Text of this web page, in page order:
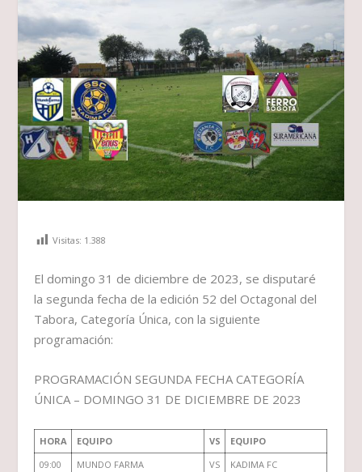
Visitas: 1.388
El domingo 31 de diciembre de 2023, se disputaré
la segunda fecha de la edición 52 del Octagonal del
Tabora, Categoría Única, con la siguiente
programación:
PROGRAMACIÓN SEGUNDA FECHA CATEGORÍA
ÚNICA – DOMINGO 31 DE DICIEMBRE DE 2023
HORA EQUIPO VS
EQUIPO
09:00
MUNDO FARMA VS KADIMA FC